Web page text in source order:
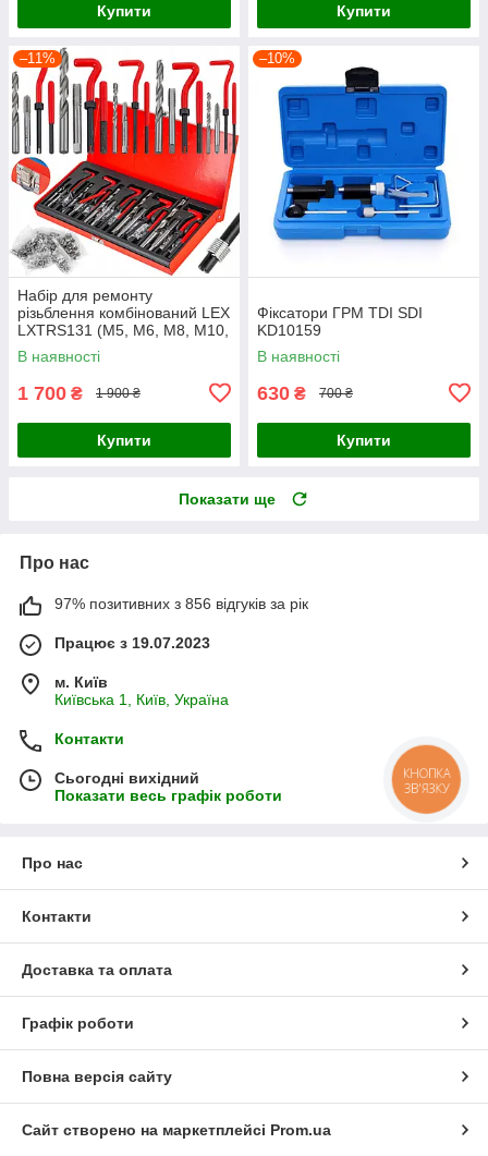
Купити Купити
–11%
Набір для ремонту
різьблення комбінований LEX
LXTRS131 (M5, M6, M8, M10,
M12)
В наявності
1 700 ₴ 1 900 ₴
Купити
–10%
Фіксатори ГРМ TDI SDI
KD10159
В наявності
630 ₴ 700 ₴
Купити
Показати ще
Про нас
97% позитивних з 856 відгуків за рік
Працює з 19.07.2023
м. Київ
Київська 1, Київ, Україна
Контакти
Сьогодні вихідний
Показати весь графік роботи
Про нас
Контакти
Доставка та оплата
Графік роботи
Повна версія сайту
Сайт створено на маркетплейсі Prom.ua
КНОПКА
ЗВ'ЯЗКУ